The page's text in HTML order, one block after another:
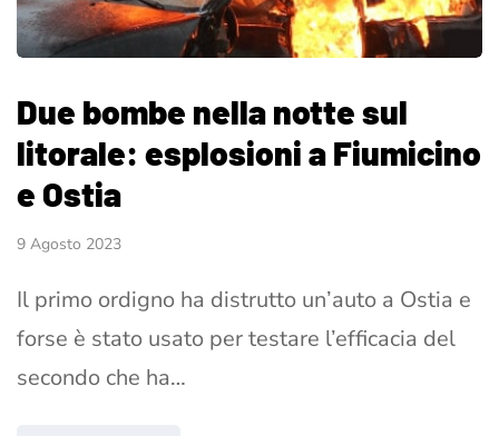
Due bombe nella notte sul
litorale: esplosioni a Fiumicino
e Ostia
9 Agosto 2023
Il primo ordigno ha distrutto un’auto a Ostia e
forse è stato usato per testare l’efficacia del
secondo che ha…